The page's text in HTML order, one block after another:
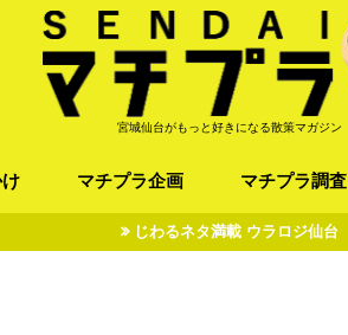
宮城仙台がもっと好きになる散策マガジン
マチプラ企画
オトアルキ
マチプラ企業訪問
ファッション
ブラミヤギ
マチプラ漫画
マチプラ小説
マチプラ調査
歴史
じわるネタ満載 ウラロジ仙台